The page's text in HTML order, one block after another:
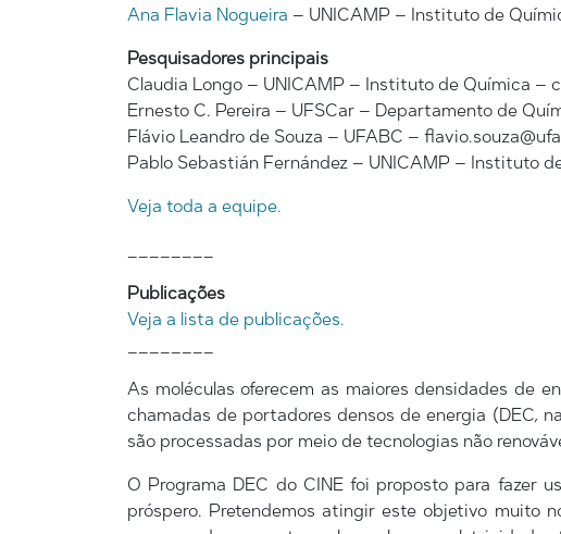
Ana Flavia Nogueira – UNICAMP – Instituto de
Pesquisadores principais
Claudia Longo – UNICAMP – Instituto de Química –
Ernesto C. Pereira – UFSCar – Departamento de
Flávio Leandro de Souza – UFABC –
Pablo Sebastián Fernández – UNICAMP – Instituto
Veja toda a equipe.
Publicações
Veja a lista de publicações.
As moléculas oferecem as maiores densidades de
chamadas de portadores densos de energia (DEC,
são processadas por meio de tecnologias não
O Programa DEC do CINE foi proposto para fazer
próspero. Pretendemos atingir este objetivo muito